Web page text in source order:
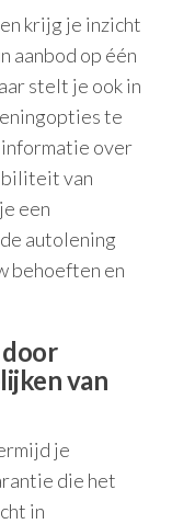
krijg je inzicht
aanbod op één
stelt je ook in
te
over
van
een
autolening
behoeften en
van
je
die het
in